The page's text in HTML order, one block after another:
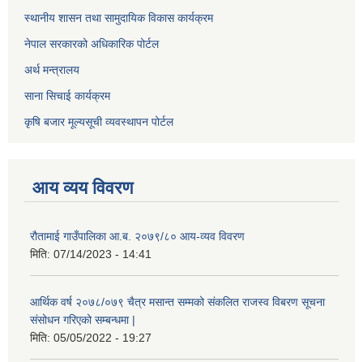
स्थानीय शासन तथा सामुदायिक विकास कार्यक्रम
नेपाल सरकारको अधिकारिक पोर्टल
अर्थ मन्त्रालय
साना सिचाई कार्यक्रम
कृषि बजार मूल्यसूची व्यवस्थापन पोर्टल
आय व्यय विवरण
रौतामाई गाउँपालिका आ.ब. २०७९/८० आय-व्यव विवरण
मिति: 07/14/2023 - 14:41
आर्थिक वर्ष २०७८/०७९ चैत्र मसान्त सम्मको संकलित राजस्व विबरण सूचना
संसोधन गरिएको सम्बन्धमा |
मिति: 05/05/2022 - 19:27